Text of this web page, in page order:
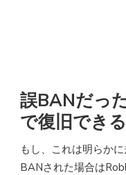
誤BANだっ
で復旧でき
もし、これは明らか
BANされた場合は